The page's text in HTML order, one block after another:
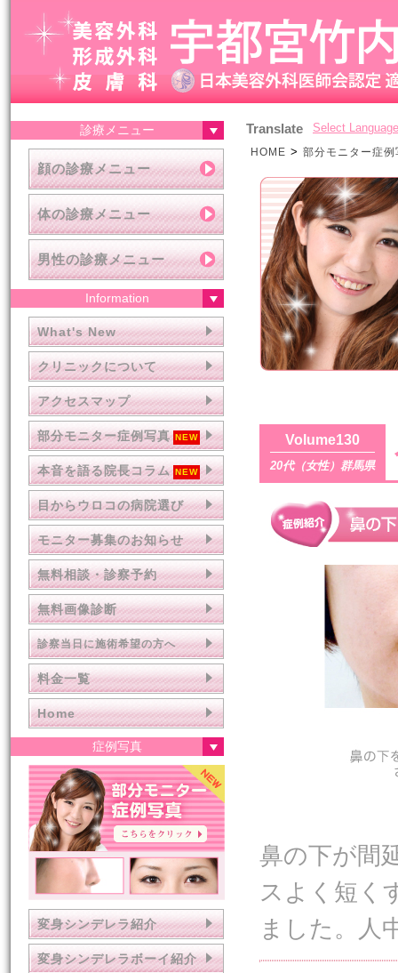
診療メニュー
顔の診療メニュー
体の診療メニュー
男性の診療メニュー
Information
What's New
クリニックについて
アクセスマップ
部分モニター症例写真
本音を語る院長コラム
目からウロコの病院選び
モニター募集のお知らせ
無料相談・診察予約
無料画像診断
診察当日に施術希望の方へ
料金一覧
Home
症例写真
変身シンデレラ紹介
変身シンデレラボーイ紹介
Translate Select Language
HOME > 部分モニター症例
Volume130
20代（女性）群馬県
鼻の下が間
スよく短く
ました。人